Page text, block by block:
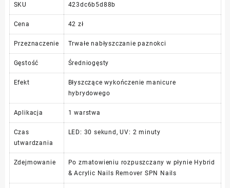
SKU 423dc6b5d88b
Cena 42 zł
Przeznaczenie Trwałe nabłyszczanie paznokci
Gęstość Średniogęsty
Efekt
Błyszczące wykończenie manicure
hybrydowego
Aplikacja 1 warstwa
Czas
utwardzania
LED: 30 sekund, UV: 2 minuty
Zdejmowanie
Po zmatowieniu rozpuszczany w płynie Hybrid
& Acrylic Nails Remover SPN Nails